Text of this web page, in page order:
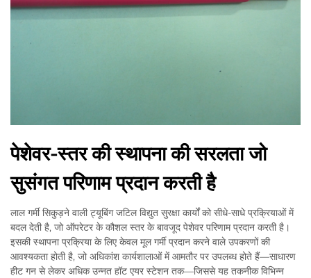
पेशेवर-स्तर की स्थापना की सरलता जो
सुसंगत परिणाम प्रदान करती है
लाल गर्मी सिकुड़ने वाली ट्यूबिंग जटिल विद्युत सुरक्षा कार्यों को सीधे-साधे प्रक्रियाओं में
बदल देती है, जो ऑपरेटर के कौशल स्तर के बावजूद पेशेवर परिणाम प्रदान करती है।
इसकी स्थापना प्रक्रिया के लिए केवल मूल गर्मी प्रदान करने वाले उपकरणों की
आवश्यकता होती है, जो अधिकांश कार्यशालाओं में आमतौर पर उपलब्ध होते हैं—साधारण
हीट गन से लेकर अधिक उन्नत हॉट एयर स्टेशन तक—जिससे यह तकनीक विभिन्न